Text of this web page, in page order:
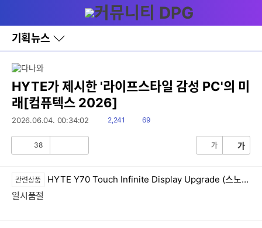
와
홈
기획뉴스
바
로
레
이
어
창
토
HYTE가 제시한 '라이프스타일 감성 PC'의 미
래[컴퓨텍스 2026]
2026.06.04. 00:34:02
읽
2,241
댓
69
공38 가 가
관련상품
HYTE Y70 Touch Infinite Display Upgrade (스노우 화이트)
일시품절